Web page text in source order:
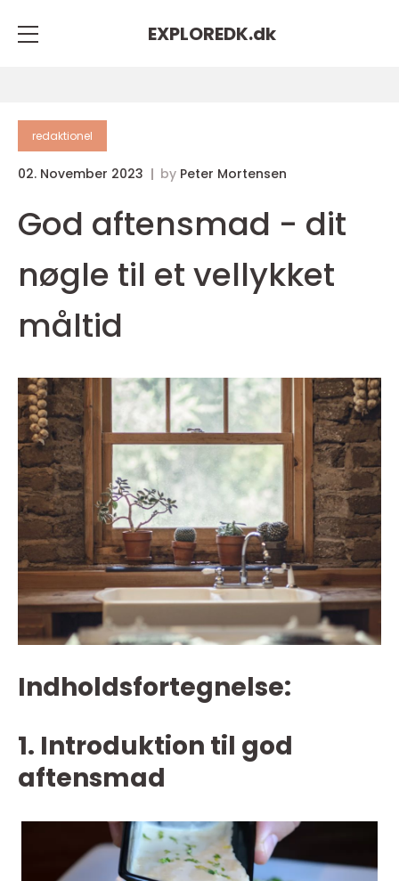
EXPLOREDK.dk
redaktionel
02. November 2023 by Peter Mortensen
God aftensmad - dit
nøgle til et vellykket
måltid
Indholdsfortegnelse:
1. Introduktion til god
aftensmad